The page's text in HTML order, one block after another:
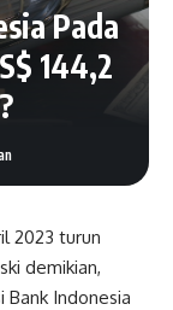
Pada
144,2
2023 turun
demikian,
Indonesia